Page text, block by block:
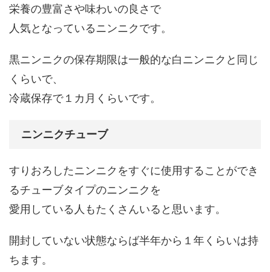
栄養の豊富さや味わいの良さで
人気となっているニンニクです。
黒ニンニクの保存期限は一般的な白ニンニクと同じ
くらいで、
冷蔵保存で１カ月くらいです。
ニンニクチューブ
すりおろしたニンニクをすぐに使用することができ
るチューブタイプのニンニクを
愛用している人もたくさんいると思います。
開封していない状態ならば半年から１年くらいは持
ちます。